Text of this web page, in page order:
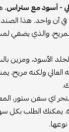
- أسود مع ستراس،
في آن واحد. هذا
والذي يضفي
الأسود، ومزين
ولكنه مريح،
اي سفن ستور،
يمكنك الطلب بكل